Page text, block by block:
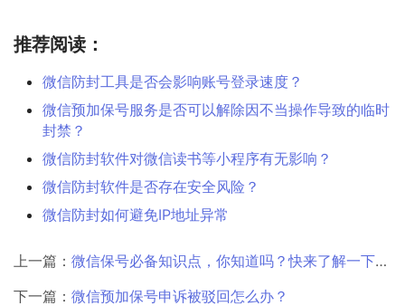
推荐阅读：
微信防封工具是否会影响账号登录速度？
微信预加保号服务是否可以解除因不当操作导致的临时
封禁？
微信防封软件对微信读书等小程序有无影响？
微信防封软件是否存在安全风险？
微信防封如何避免IP地址异常
上一篇： 微信保号必备知识点，你知道吗？快来了解一下吧！
下一篇： 微信预加保号申诉被驳回怎么办？